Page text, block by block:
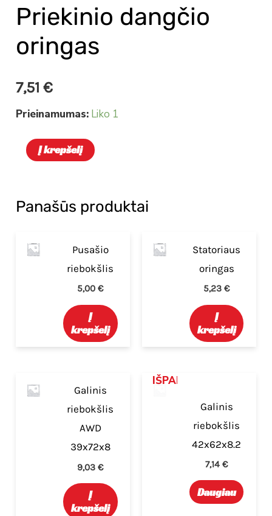
Priekinio dangčio
oringas
7,51€
Prieinamumas: Liko 1
Į krepšelį
Panašūs produktai
Pusašio
riebokšlis
5,00€
Į
krepšelį
Statoriaus
oringas
5,23€
Į
krepšelį
Galinis
riebokšlis
AWD
39x72x8
9,03€
Į
krepšelį
IŠPARDUOTA
Galinis
riebokšlis
42x62x8.2
7,14€
Daugiau